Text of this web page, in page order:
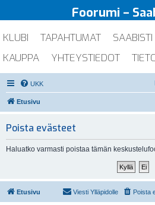
Foorumi –
KLUBI TAPAHTUMAT SAABISTI
KAUPPA
YHTEYSTIEDOT
UKK
Etusivu
Poista evästeet
Haluatko varmasti poistaa tämän
Etusivu Poista
Viesti Ylläpidolle